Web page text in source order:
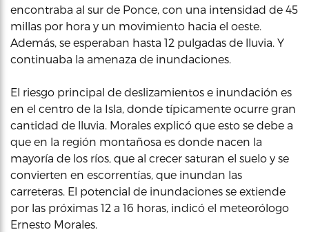
encontraba al sur de Ponce, con una intensidad de 45
millas por hora y un movimiento hacia el oeste.
Además, se esperaban hasta 12 pulgadas de lluvia. Y
continuaba la amenaza de inundaciones.
El riesgo principal de deslizamientos e inundación es
en el centro de la Isla, donde típicamente ocurre gran
cantidad de lluvia. Morales explicó que esto se debe a
que en la región montañosa es donde nacen la
mayoría de los ríos, que al crecer saturan el suelo y se
convierten en escorrentías, que inundan las
carreteras. El potencial de inundaciones se extiende
por las próximas 12 a 16 horas, indicó el meteorólogo
Ernesto Morales.